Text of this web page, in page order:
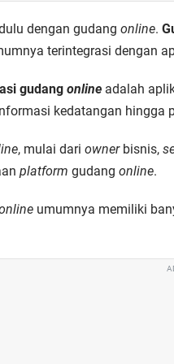
dengan gudang online.
terintegrasi dengan
gudang online adalah
kedatangan hingga
, mulai dari owner bisnis,
platform gudang online.
umumnya memiliki